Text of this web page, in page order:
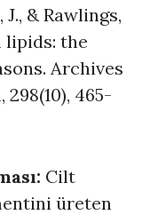
& Rawlings,
lipids: the
Archives
465-
Cilt
üreten